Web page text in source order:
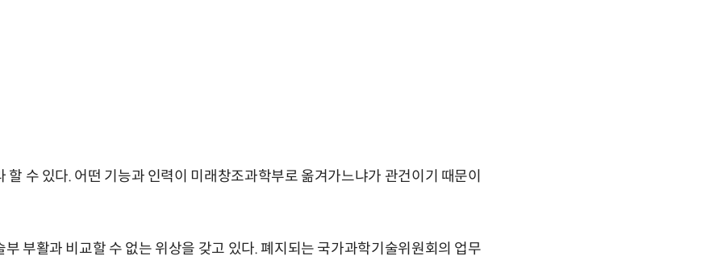
할 수 있다. 어떤 기능과 인력이 미래창조과학부로 옮겨가느냐가 관건이기 때문이
부활과 비교할 수 없는 위상을 갖고 있다. 폐지되는 국가과학기술위원회의 업무